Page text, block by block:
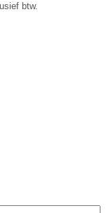
btw.